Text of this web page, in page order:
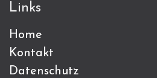
Links
Home
Kontakt
Datenschutz